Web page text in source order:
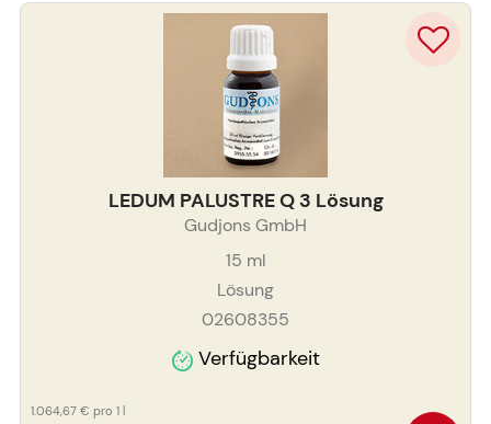
LEDUM PALUSTRE Q 3 Lösung
Gudjons GmbH
15 ml
Lösung
02608355
Verfügbarkeit
1.064,67 € pro 1 l